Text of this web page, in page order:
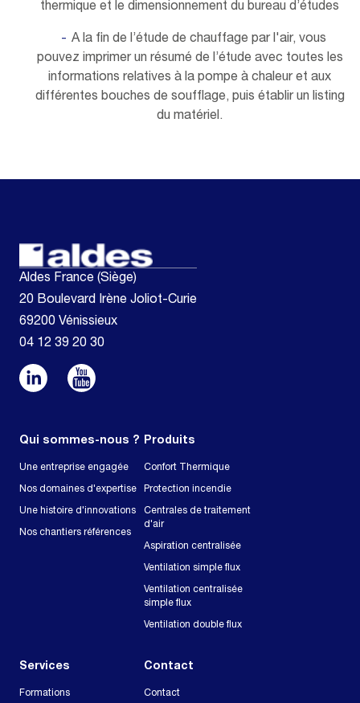
thermique et le dimensionnement du bureau d’études
A la fin de l’étude de chauffage par l'air, vous
pouvez imprimer un résumé de l’étude avec toutes les
informations relatives à la pompe à chaleur et aux
différentes bouches de soufflage, puis établir un listing
du matériel.
Aldes France (Siège)
20 Boulevard Irène Joliot-Curie
69200 Vénissieux
04 12 39 20 30
Qui sommes-nous ?
Une entreprise engagée
Nos domaines d'expertise
Une histoire d'innovations
Nos chantiers références
Produits
Confort Thermique
Protection incendie
Centrales de traitement
d'air
Aspiration centralisée
Ventilation simple flux
Ventilation centralisée
simple flux
Ventilation double flux
Services
Formations
Contact
Contact